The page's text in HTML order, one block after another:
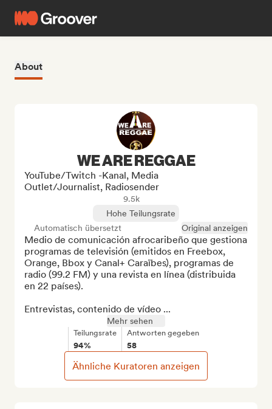
About
WE ARE REGGAE
YouTube/Twitch -Kanal, Media
Outlet/Journalist, Radiosender
9.5k
Hohe Teilungsrate
Automatisch übersetzt
Original anzeigen
Medio de comunicación afrocaribeño que gestiona
programas de televisión (emitidos en Freebox,
Orange, Bbox y Canal+ Caraïbes), programas de
radio (99.2 FM) y una revista en línea (distribuida
en 22 países).
Entrevistas, contenido de vídeo ...
Mehr sehen
Teilungsrate
94%
Antworten gegeben
58
Ähnliche Kuratoren anzeigen